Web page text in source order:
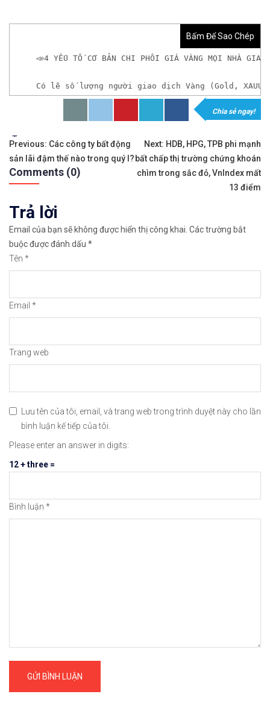
Bấm Để Sao Chép
📣4 YẾU TỐ CƠ BẢN CHI PHỐI GIÁ VÀNG MỌI NHÀ GIAO
Có lẽ số lượng người giao dịch Vàng (Gold,
𝘟𝘦𝘮 𝘤𝘩𝘪 𝘵𝘪ế𝘵: https://chungkhoanforex.com/
✨🏆𝐆𝐢𝐚𝐨 𝐝ị𝐜𝐡 𝐕à𝐧𝐠 𝐯ớ𝐢 𝐂𝐡ê𝐧𝐡 𝐋ệ𝐜𝐡 𝐜ự𝐜 𝐭𝐡ấ𝐩, 𝐓𝐡𝐚𝐧𝐡
✅𝘔ở 𝘵à𝘪 𝘬𝘩𝘰ả𝘯 𝘵𝘳ê𝘯 𝘴à𝘯 𝘌𝘹𝘯𝘦𝘴𝘴 𝘜𝘺 𝘛í𝘯 𝘷à 𝘱𝘩ù
🔗https://chungkhoanforex.com/nhung-yeu-to-co-
😘Cảm ơn bạn đã xem thông tin😘🍀🤗Chúc bạn
Chia sẻ ngay!
Tags:
Điều
hướng
viết
Previous: Các công ty bất động
sản lãi đậm thế nào trong quý I?
Next: HDB, HPG, TPB phi mạnh
bất chấp thị trường chứng khoán
chìm trong sắc đỏ, VnIndex mất
13 điểm
Comments (0)
Trả lời
Email của bạn sẽ không được hiển thị công khai. Các trường bắt
buộc được đánh dấu *
Tên *
Email *
Trang web
Lưu tên của tôi, email, và trang web trong trình duyệt này cho lần
bình luận kế tiếp của tôi.
Please enter an answer in digits:
12 + three =
Bình luận *